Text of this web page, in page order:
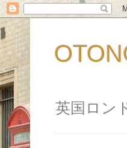
英国ロン